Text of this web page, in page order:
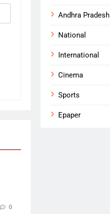
0
Andhra Pradesh
National
International
Cinema
Sports
Epaper